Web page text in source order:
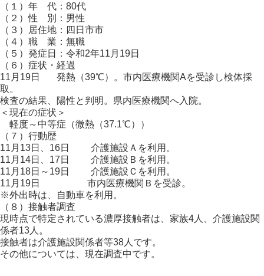
（１）年 代：80代
（２）性 別：男性
（３）居住地：四日市市
（４）職 業：無職
（５）発症日：令和2年11月19日
（６）症状・経過
11月19日 発熱（39℃）。市内医療機関Aを受診し検体採
取。
検査の結果、陽性と判明。県内医療機関へ入院。
＜現在の症状＞
軽度～中等症（微熱（37.1℃））
（７）行動歴
11月13日、16日 介護施設Ａを利用。
11月14日、17日 介護施設Ｂを利用。
11月18日～19日 介護施設Ｃを利用。
11月19日 市内医療機関Ｂを受診。
※外出時は、自動車を利用。
（８）接触者調査
現時点で特定されている濃厚接触者は、家族4人、介護施設関
係者13人。
接触者は介護施設関係者等38人です。
その他については、現在調査中です。